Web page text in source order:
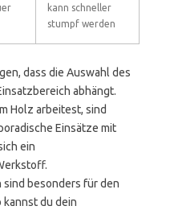
kann schneller
stumpf werden
dass die Auswahl des
abhängt.
Holz arbeitest, sind
Einsätze mit
ein
besonders für den
du dein